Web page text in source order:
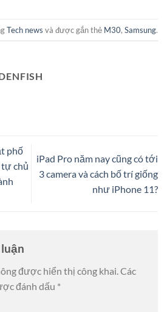
Tech news và được gắn thẻ M30, Samsung.
phố
tự chủ
iPad Pro năm nay cũng có tới
3 camera và cách bố trí giống
như iPhone 11?
được hiển thị công khai.Các
đánh dấu *